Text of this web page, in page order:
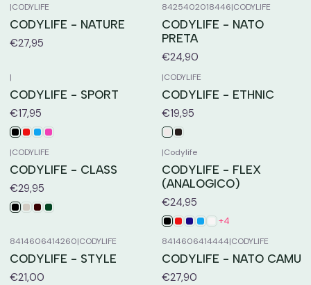
|CODYLIFE
CODYLIFE - NATURE
€27,95
8425402018446|CODYLIFE
CODYLIFE - NATO
PRETA
€24,90
|
CODYLIFE - SPORT
€17,95
|CODYLIFE
CODYLIFE - ETHNIC
€19,95
|CODYLIFE
CODYLIFE - CLASS
€29,95
|Codylife
CODYLIFE - FLEX
(ANALOGICO)
€24,95
+4
8414606414260|CODYLIFE
CODYLIFE - STYLE
€21,00
8414606414444|CODYLIFE
CODYLIFE - NATO CAMU
€27,90